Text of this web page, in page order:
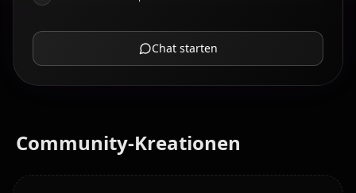
Chat starten
Community-Kreationen